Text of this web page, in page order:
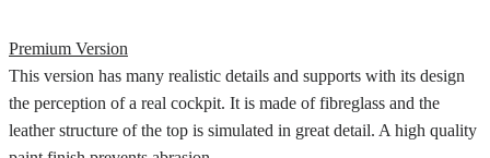
Premium Version
This version has many realistic details and supports with its design
the perception of a real cockpit. It is made of fibreglass and the
leather structure of the top is simulated in great detail. A high quality